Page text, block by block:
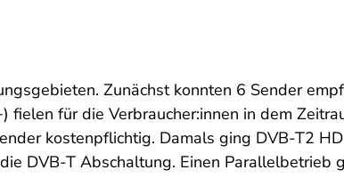
Zunächst konnten 6 Sender
für die Verbraucher:innen in dem
kostenpflichtig. Damals ging DVB-T2
DVB-T Abschaltung. Einen Parallelbetrieb